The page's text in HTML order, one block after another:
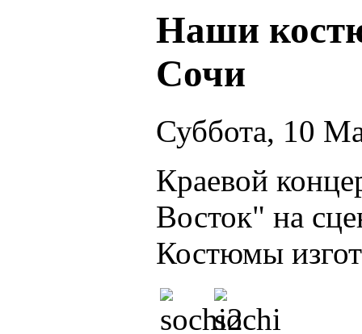
Наши
Сочи
Суббота, 10
Краевой
Восток" на
Костюмы